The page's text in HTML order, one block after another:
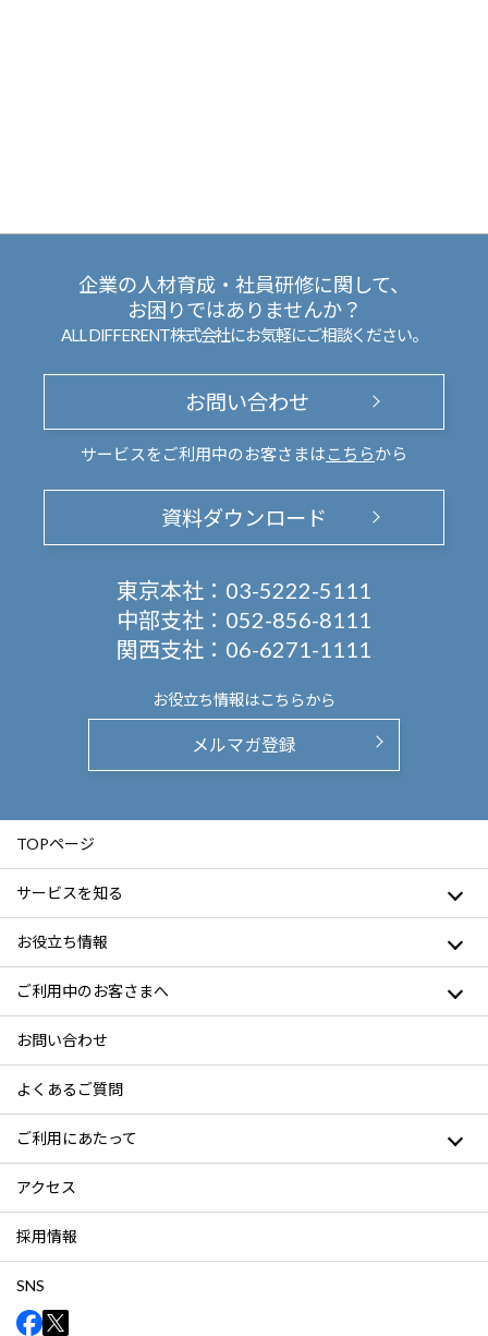
企業の人材育成・社員研修に関して、
お困りではありませんか？
ALL DIFFERENT株式会社にお気軽にご相談ください。
お問い合わせ
サービスをご利用中のお客さまは こちらから
資料ダウンロード
東京本社： 03-5222-5111
中部支社： 052-856-8111
関西支社： 06-6271-1111
お役立ち情報はこちらから
メルマガ登録
TOPページ
サービスを知る
お役立ち情報
ご利用中のお客さまへ
お問い合わせ
よくあるご質問
ご利用にあたって
アクセス
採用情報
SNS